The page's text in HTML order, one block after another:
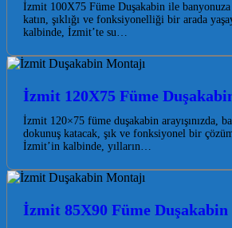
İzmit 100X75 Füme Duşakabin ile
katın, şıklığı ve fonksiyonelliği bir arada
kalbinde, İzmit’te su…
İzmit 120X75 Füme
İzmit 120×75 füme duşakabin arayışınızda,
dokunuş katacak, şık ve fonksiyonel bir
İzmit’in kalbinde, yılların…
İzmit 85X90 Füme Duşakabin